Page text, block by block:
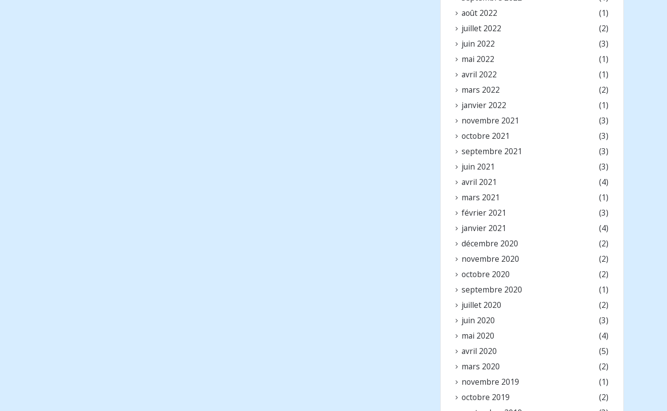
août 2022
(1)
juillet 2022
(2)
juin 2022
(3)
mai 2022
(1)
avril 2022
(1)
mars 2022
(2)
janvier 2022
(1)
novembre 2021
(3)
octobre 2021
(3)
septembre 2021
(3)
juin 2021
(3)
avril 2021
(4)
mars 2021
(1)
février 2021
(3)
janvier 2021
(4)
décembre 2020
(2)
novembre 2020
(2)
octobre 2020
(2)
septembre 2020
(1)
juillet 2020
(2)
juin 2020
(3)
mai 2020
(4)
avril 2020
(5)
mars 2020
(2)
novembre 2019
(1)
octobre 2019
(2)